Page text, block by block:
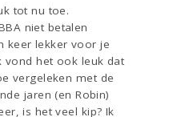
tot nu toe.
niet betalen
keer lekker voor je
vond het ook leuk dat
vergeleken met de
jaren (en Robin)
is het veel kip? Ik